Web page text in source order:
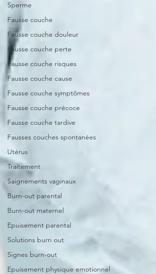
Sperme
Fausse couche
Fausse couche douleur
Fausse couche perte
Fausse couche risques
Fausse couche cause
Fausse couche symptômes
Fausse couche précoce
Fausse couche tardive
Fausses couches spontanées
Utérus
Traitement
Saignements vaginaux
Burn-out parental
Burn-out maternel
Epuisement parental
Solutions burn out
Signes burn-out
Epuisement physique emotionnel